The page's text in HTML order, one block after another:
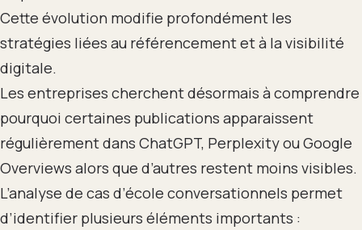
Cette évolution modifie profondément les
stratégies liées au référencement et à la visibilité
digitale.
Les entreprises cherchent désormais à comprendre
pourquoi certaines publications apparaissent
régulièrement dans ChatGPT, Perplexity ou Google
Overviews alors que d’autres restent moins visibles.
L’analyse de cas d’école conversationnels permet
d’identifier plusieurs éléments importants :